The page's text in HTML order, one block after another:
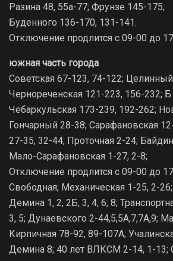
Разина 48, 55а-77; Фрунзе 145-175;
Буденного 136-170, 131-141.
Отключение продлится с 09-00 до
южная часть города
Советская 67-123, 74-122;
Чернореченская 121-223, 156-232;
Чебаркульская 173-239, 192-262;
Гончарный 28-38; Сарафановская
27-35, 32-44; Проточная 2-24;
Мало-Сарафановская 1-27, 2-8;
Отключение продлится с 09-00 до
Свободная; Механическая 1-25, 2-
Демина 1, 2, 2Б, 3, 4, 6, 8;
3, 5; Дунаевского 2-44,5,5А,7,7А,9;
Кирпичная 78-92, 89-107А;
Демина 8; 40 лет ВЛКСМ 2-14, 1-13;